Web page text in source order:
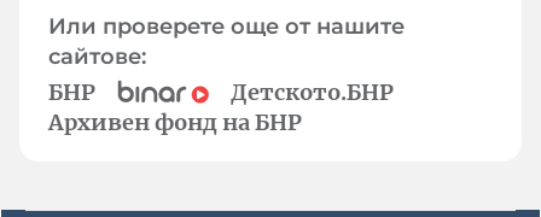
Или проверете още от нашите
сайтове:
БНР
Детското.БНР
Архивен фонд на БНР